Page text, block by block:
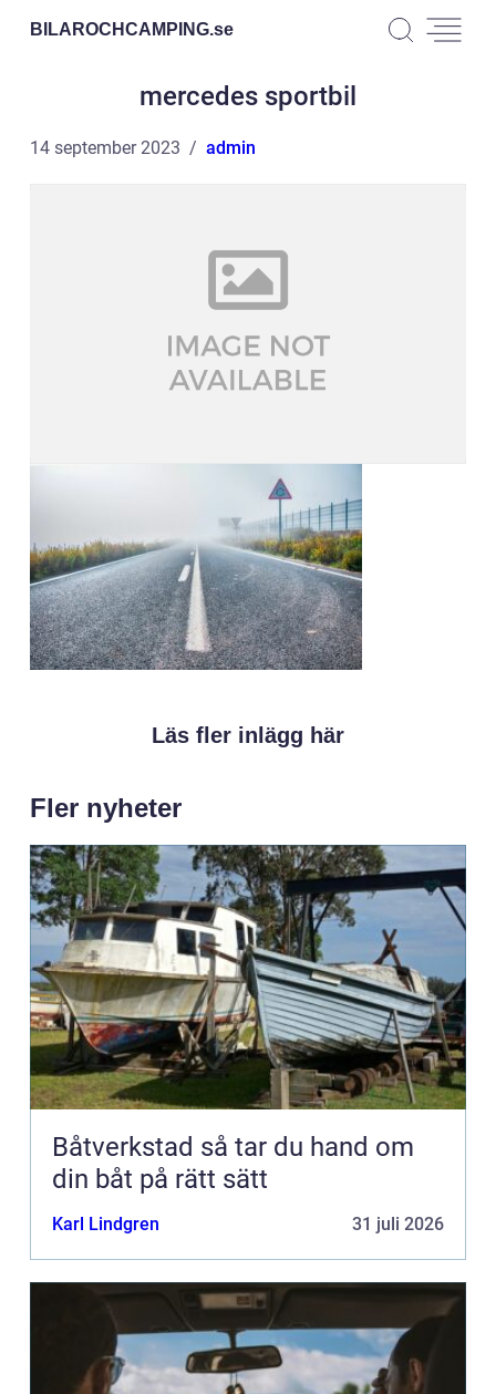
BILAROCHCAMPING.se
mercedes sportbil
14 september 2023 admin
Läs fler inlägg här
Fler nyheter
Båtverkstad så tar du hand om
din båt på rätt sätt
Karl Lindgren 31 juli 2026